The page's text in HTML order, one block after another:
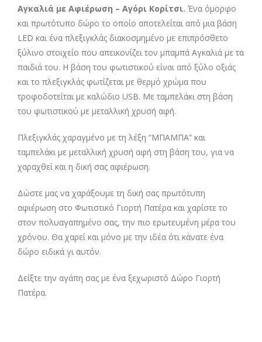
Αγκαλιά με Αφιέρωση – Αγόρι Κορίτσι. Ένα όμορφο
και πρωτότυπο δώρο το οποίο αποτελείται από μια βάση
LED και ένα πλεξιγκλάς διακοσμημένο με επιπρόσθετο
ξύλινο στοιχείο που απεικονίζει τον μπαμπά Αγκαλιά με τα
παιδιά του. Η βάση του φωτιστικού είναι από ξύλο οξιάς
και το πλεξιγκλάς φωτίζεται με θερμό χρώμα που
τροφοδοτείται με καλώδιο USB. Με ταμπελάκι στη βάση
του φωτιστικού με μεταλλική χρυσή αφή.
Πλεξιγκλάς χαραγμένο με τη λέξη “ΜΠΑΜΠΑ” και
ταμπελάκι με μεταλλική χρυσή αφή στη βάση του, για να
χαραχθεί και η δική σας αφιέρωση.
Δώστε μας να χαράξουμε τη δική σας πρωτότυπη
αφιέρωση στο Φωτιστικό Γιορτή Πατέρα και χαρίστε το
στoν πολυαγαπημένo σας, την πιο ερωτευμένη μέρα του
χρόνου. Θα χαρεί και μόνο με την ιδέα ότι κάνατε ένα
δώρο ειδικά γι αυτόν.
Δείξτε την αγάπη σας με ένα ξεχωριστό Δώρο Γιορτή
Πατέρα.